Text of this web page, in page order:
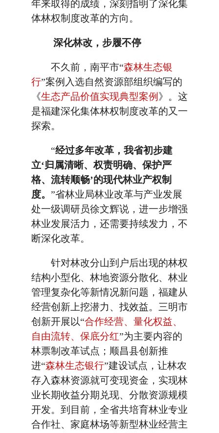
年来取得的成绩，深刻指明了深化集
体林权制度改革的方向。
深化林改，步履不停
不久前，南平市“森林生态银
行”案例入选自然资源部组织编写的
《生态产品价值实现典型案例 》。这
是福建深化集体林权制度改革的又一
探索。
“经过多年改革，我省初步建
立‘归属清晰、权责明确、保护严
格、流转顺畅’的现代林业产权制
度。 ”省林业局林业改革与产业发展
处一级调研员徐文辉说，进一步增强
林业发展活力，还需要持续发力，不
断深化改革。
针对林改分山到户后出现的林权
结构小型化、林地资源分散化、林业
管理复杂化等新情况新问题，福建从
经营创新上挖潜力、找效益。三明市
创新开展以“合作经营、量化权益、
自由流转、保底分红”为主要内容的
林票制改革试点；顺昌县创新推
进“森林生态银行”建设试点，让林农
存入森林资源就可变现资金，实现林
业长期收益分期兑现、分散资源规模
开发。到目前，全省共培育林业专业
合作社、家庭林场等新型林业经营主